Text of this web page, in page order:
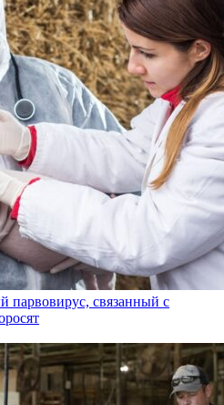
связанный с